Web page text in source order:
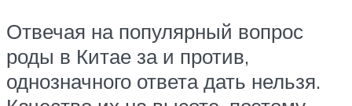
Отвечая на популярный вопрос
роды в Китае за и против,
однозначного ответа дать нельзя.